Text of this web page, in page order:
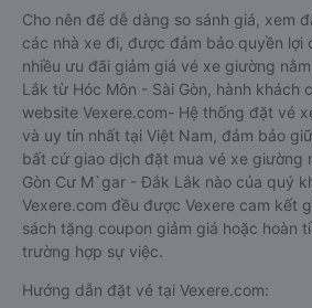
Cho nên để dễ dàng so sánh giá, xem
các nhà xe đi, được đảm bảo quyền lợi
nhiều ưu đãi giảm giá vé xe giường
Lắk từ Hóc Môn - Sài Gòn, hành khách
website Vexere.com- Hệ thống đặt vé
và uy tín nhất tại Việt Nam, đảm bảo
bất cứ giao dịch đặt mua vé xe giường
Gòn Cư M`gar - Đắk Lắk nào của quý
Vexere.com đều được Vexere cam kết
sách tặng coupon giảm giá hoặc hoàn
trường hợp sự việc.
Hướng dẫn đặt vé tại Vexere.com: